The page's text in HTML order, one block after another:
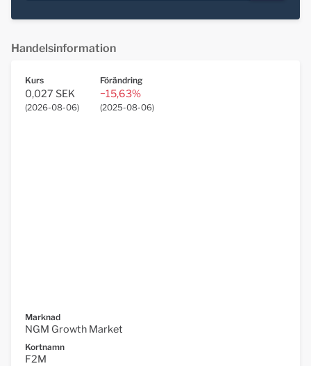
Handelsinformation
Kurs
0,027 SEK
(2026-08-06)
Förändring
−15,63%
(2025-08-06)
Marknad
NGM Growth Market
Kortnamn
F2M